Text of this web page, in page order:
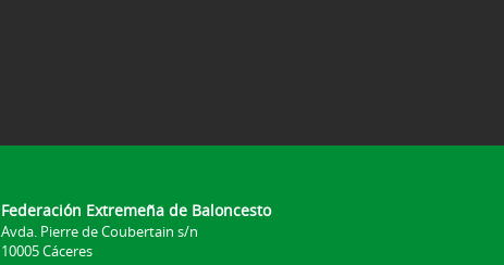
Federación Extremeña de Baloncesto
Avda. Pierre de Coubertain s/n
10005 Cáceres